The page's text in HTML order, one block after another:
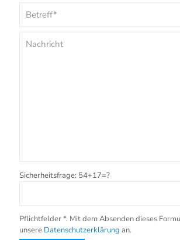
Sicherheitsfrage: 54+17=?
Pflichtfelder *. Mit dem Absenden dieses
unsere Datenschutzerklärung an.